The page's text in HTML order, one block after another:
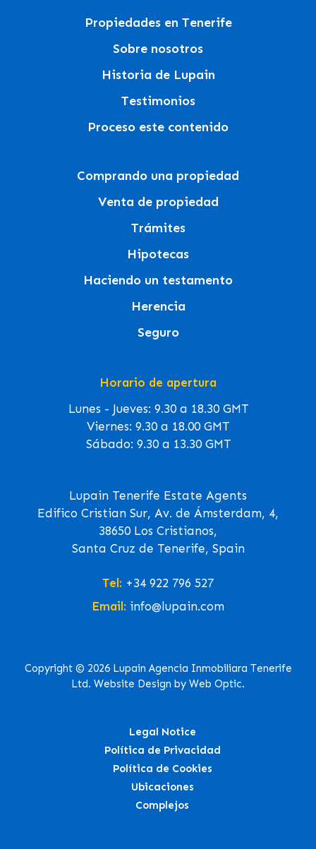
Propiedades en Tenerife
Sobre nosotros
Historia de Lupain
Testimonios
Proceso este contenido
Comprando una propiedad
Venta de propiedad
Trámites
Hipotecas
Haciendo un testamento
Herencia
Seguro
Horario de apertura
Lunes - Jueves: 9.30 a 18.30 GMT
Viernes: 9.30 a 18.00 GMT
Sábado: 9.30 a 13.30 GMT
Lupain Tenerife Estate Agents
Edifico Cristian Sur, Av. de Ámsterdam, 4,
38650 Los Cristianos,
Santa Cruz de Tenerife, Spain
Tel: +34 922 796 527
Email: info@lupain.com
Copyright © 2026 Lupain Agencia Inmobiliara Tenerife
Ltd. Website Design by Web Optic.
Legal Notice
Política de Privacidad
Política de Cookies
Ubicaciones
Complejos